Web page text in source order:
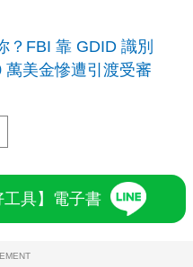
？FBI 靠 GDID 識別
美金慘遭引渡受審
具】電子書